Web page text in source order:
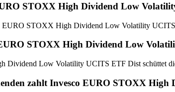
STOXX High Dividend Low
STOXX High Dividend Low Volatility UCITS
STOXX High Dividend Low
Dividend Low Volatility UCITS ETF Dist schüttet
zahlt Invesco EURO STOXX